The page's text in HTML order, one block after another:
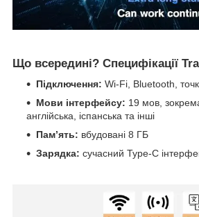
Що всередині? Специфікації
Підключення: Wi-Fi, Bluetooth,
Мови інтерфейсу: 19 мов,
англійська, іспанська та інші
Пам’ять: вбудовані 8 ГБ
Зарядка: сучасний Type-C